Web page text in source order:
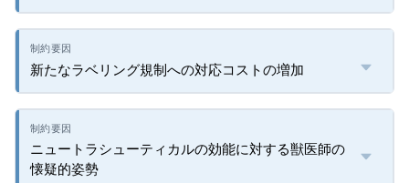
新たなラベリング規制への対応コストの増加
ニュートラシューティカルの効能に対する獣医師の
懐疑的姿勢